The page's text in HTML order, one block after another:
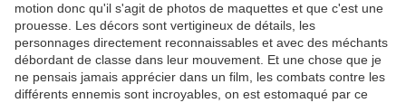
motion donc qu'il s'agit de photos de maquettes et que c'est une
prouesse. Les décors sont vertigineux de détails, les
personnages directement reconnaissables et avec des méchants
débordant de classe dans leur mouvement. Et une chose que je
ne pensais jamais apprécier dans un film, les combats contre les
différents ennemis sont incroyables, on est estomaqué par ce